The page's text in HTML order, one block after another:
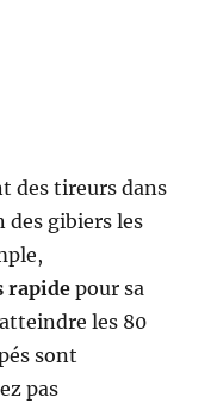
des tireurs dans
des gibiers les
rapide pour sa
les 80
sont
pas